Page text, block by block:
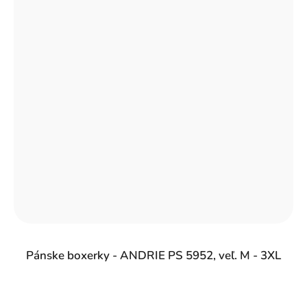
Pánske boxerky - ANDRIE PS 5952, veľ. M - 3XL